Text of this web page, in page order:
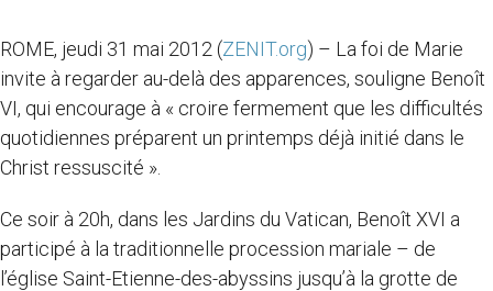
ROME, jeudi 31 mai 2012 (ZENIT.org) – La foi de Marie
invite à regarder au-delà des apparences, souligne Benoît
VI, qui encourage à « croire fermement que les difficultés
quotidiennes préparent un printemps déjà initié dans le
Christ ressuscité ».
Ce soir à 20h, dans les Jardins du Vatican, Benoît XVI a
participé à la traditionnelle procession mariale – de
l’église Saint-Etienne-des-abyssins jusqu’à la grotte de